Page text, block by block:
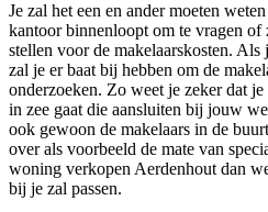
Je zal het een en ander moeten
kantoor binnenloopt om te vragen of
stellen voor de makelaarskosten.
zal je er baat bij hebben om de
onderzoeken. Zo weet je zeker dat
in zee gaat die aansluiten bij jouw
ook gewoon de makelaars in de
over als voorbeeld de mate van
woning verkopen Aerdenhout dan
bij je zal passen.